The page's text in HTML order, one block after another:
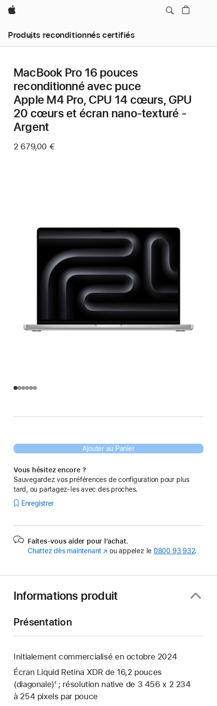
Apple
Produits reconditionnés certifiés
MacBook Pro 16 pouces
reconditionné avec puce
Apple M4 Pro, CPU 14 cœurs, GPU
20 cœurs et écran nano-texturé -
Argent
2 679,00 €
Ajouter au Panier
Vous hésitez encore ?
Sauvegardez vos préférences de configuration pour plus
tard, ou partagez-les avec des proches.
Enregistrer
Faites-vous aider pour l’achat.
Chattez dès maintenant (s’ouvre
ou appelez le 0800 93 932.
Informations produit
Présentation
Initialement commercialisé en octobre 2024
Écran Liquid Retina XDR de 16,2 pouces
(diagonale)¹ ; résolution native de 3 456 x 2 234
à 254 pixels par pouce